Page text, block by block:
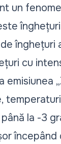
un
înghețuri
cu
emisiunea
la -3
începând